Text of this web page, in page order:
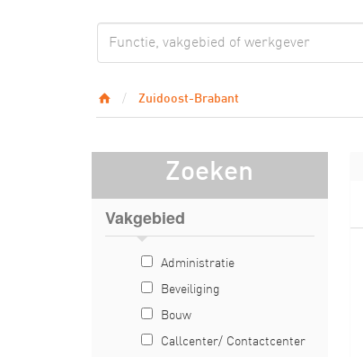
Zuidoost-Brabant
Zoeken
Vakgebied
Administratie
Beveiliging
Bouw
Callcenter/ Contactcenter